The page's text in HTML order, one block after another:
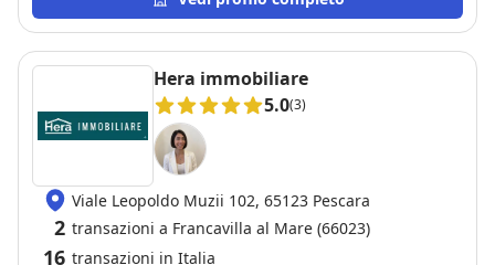
situazione aiutandoci a fare la scelta migliore. Siamo
Hera immobiliare
5.0(3)
Viale Leopoldo Muzii 102, 65123 Pescara
2 transazioni a Francavilla al Mare (66023)
16 transazioni in Italia